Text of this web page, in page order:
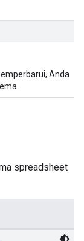
Anda
spreadsheet